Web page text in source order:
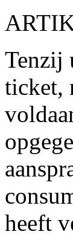
Tenzij
ticket,
heeft